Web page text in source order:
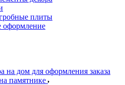
плиты
оформление
на дом для оформления заказа
памятнике